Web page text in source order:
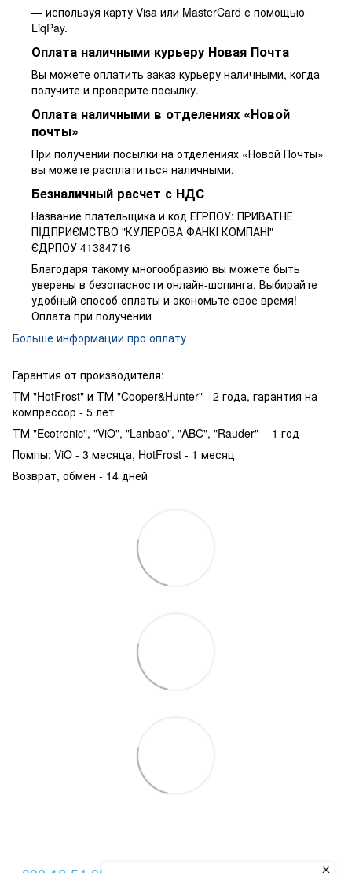
— используя карту Visa или MasterCard с помощью
LiqPay.
Оплата наличными курьеру Новая Почта
Вы можете оплатить заказ курьеру наличными, когда
получите и проверите посылку.
Оплата наличными в отделениях «Новой
почты»
При получении посылки на отделениях «Новой Почты»
вы можете расплатиться наличными.
Безналичный расчет с НДС
Название плательщика и код ЕГРПОУ: ПРИВАТНЕ
ПIДПРИЄМСТВО "КУЛЕРОВА ФАНКІ КОМПАНІ"
ЄДРПОУ 41384716
Благодаря такому многообразию вы можете быть
уверены в безопасности онлайн-шопинга. Выбирайте
удобный способ оплаты и экономьте свое время!
Оплата при получении
Больше информации про оплату
Гарантия от производителя:
ТМ "HotFrost" и ТМ "Cooper&Hunter" - 2 года, гарантия на
компрессор - 5 лет
ТМ "Ecotronic", "ViO", "Lanbao", "ABC", "Rauder" - 1 год
Помпы: ViO - 3 месяца, HotFrost - 1 месяц
Возврат, обмен - 14 дней